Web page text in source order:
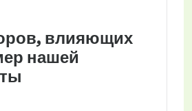
влияющих
нашей